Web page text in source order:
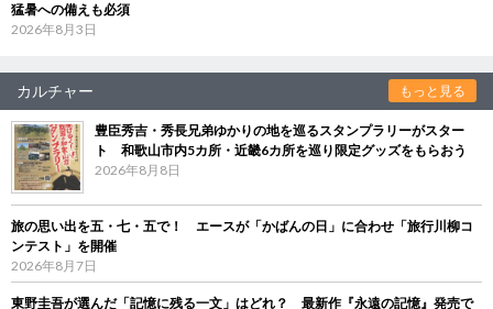
猛暑への備えも必須
2026年8月3日
カルチャー もっと見る
豊臣秀吉・秀長兄弟ゆかりの地を巡るスタンプラリーがスター
ト 和歌山市内5カ所・近畿6カ所を巡り限定グッズをもらおう
2026年8月8日
旅の思い出を五・七・五で！ エースが「かばんの日」に合わせ「旅行川柳コ
ンテスト」を開催
2026年8月7日
東野圭吾が選んだ「記憶に残る一文」はどれ？ 最新作『永遠の記憶』発売で